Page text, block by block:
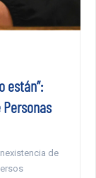
están”:
de